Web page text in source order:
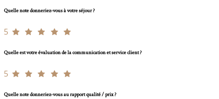
Quelle note donneriez-vous à votre séjour ?
5
Quelle est votre évaluation de la communication et service client ?
5
Quelle note donneriez-vous au rapport qualité / prix ?